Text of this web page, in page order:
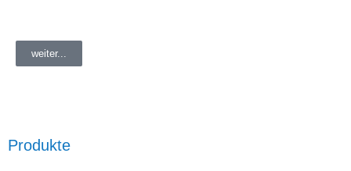
weiter...
Produkte